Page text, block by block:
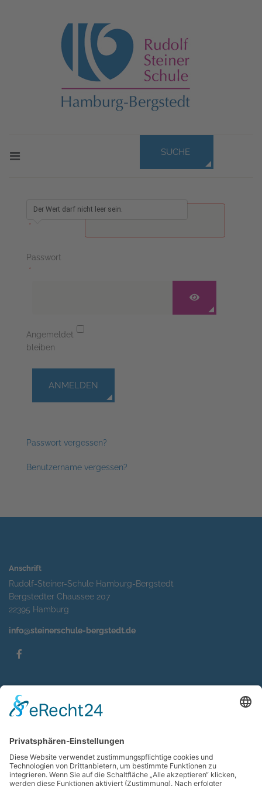
SUCHE
Benutzername
*
Der Wert darf nicht leer sein.
Passwort
*
PASSWORT
Angemeldet
bleiben
ANMELDEN
Passwort vergessen?
Benutzername vergessen?
Anschrift
Rudolf-Steiner-Schule Hamburg-Bergstedt
Bergstedter Chaussee 207
22395 Hamburg
info@steinerschule-bergstedt.de
Impressum
Datenschutzerklärung
Kontakt
Suche